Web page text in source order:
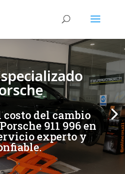
costo del cambio
911 996 en
experto y